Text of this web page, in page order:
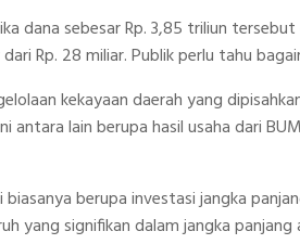
dana sebesar Rp. 3,85 triliun
Rp. 28 miliar. Publik perlu tahu
kekayaan daerah yang
antara lain berupa hasil usaha dari
berupa investasi jangka
yang signifikan dalam jangka